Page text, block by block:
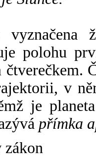
polohu
v
je
přímka